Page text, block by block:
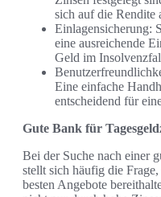
sich auf die Rendite
Einlagensicherung:
eine ausreichende
Geld im
Eine einfache
entscheidend für
Gute Bank für
Bei der Suche nach einer
stellt sich häufig die
besten Angebote